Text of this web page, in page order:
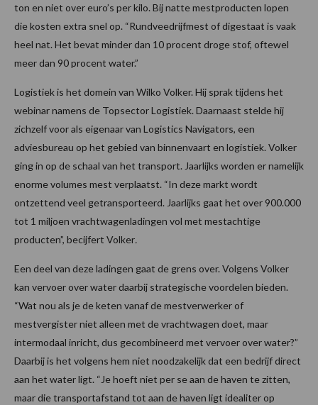
ton en niet over euro’s per kilo. Bij natte mestproducten lopen
die kosten extra snel op. “Rundveedrijfmest of digestaat is vaak
heel nat. Het bevat minder dan 10 procent droge stof, oftewel
meer dan 90 procent water.”
Logistiek is het domein van Wilko Volker. Hij sprak tijdens het
webinar namens de Topsector Logistiek. Daarnaast stelde hij
zichzelf voor als eigenaar van Logistics Navigators, een
adviesbureau op het gebied van binnenvaart en logistiek. Volker
ging in op de schaal van het transport. Jaarlijks worden er namelijk
enorme volumes mest verplaatst. “In deze markt wordt
ontzettend veel getransporteerd. Jaarlijks gaat het over 900.000
tot 1 miljoen vrachtwagenladingen vol met mestachtige
producten”, becijfert Volker.
Een deel van deze ladingen gaat de grens over. Volgens Volker
kan vervoer over water daarbij strategische voordelen bieden.
“Wat nou als je de keten vanaf de mestverwerker of
mestvergister niet alleen met de vrachtwagen doet, maar
intermodaal inricht, dus gecombineerd met vervoer over water?”
Daarbij is het volgens hem niet noodzakelijk dat een bedrijf direct
aan het water ligt. “Je hoeft niet per se aan de haven te zitten,
maar die transportafstand tot aan de haven ligt idealiter op